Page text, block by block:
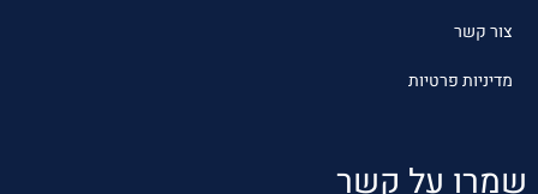
צור קשר
מדיניות פרטיות
שמרו על קשר